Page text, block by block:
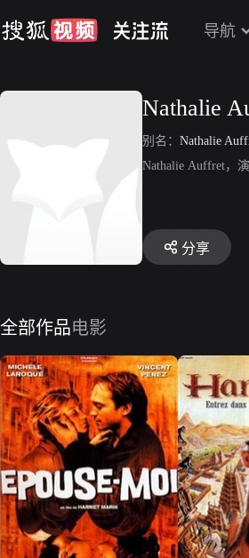
导航
Nathalie
别名： Nathalie
Nathalie Auffret，
分享
全部作品电影